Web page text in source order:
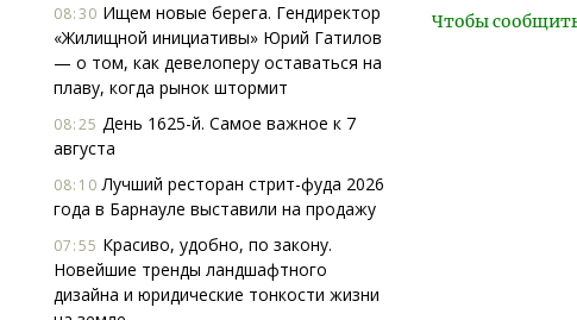
08:30 Ищем новые берега. Гендиректор
«Жилищной инициативы» Юрий Гатилов
— о том, как девелоперу оставаться на
плаву, когда рынок штормит
08:25 День 1625-й. Самое важное к 7
августа
08:10 Лучший ресторан стрит-фуда 2026
года в Барнауле выставили на продажу
07:55 Красиво, удобно, по закону.
Новейшие тренды ландшафтного
дизайна и юридические тонкости жизни
Чтобы